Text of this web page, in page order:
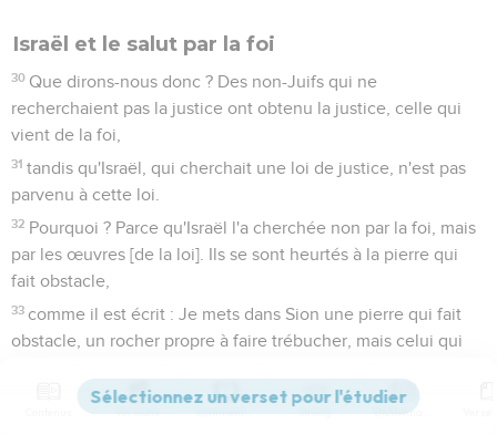
Israël et le salut par la foi
30 Que dirons-nous donc ? Des non-Juifs qui ne
recherchaient pas la justice ont obtenu la justice, celle qui
vient de la foi,
31 tandis qu'Israël, qui cherchait une loi de justice, n'est pas
parvenu à cette loi.
32 Pourquoi ? Parce qu'Israël l'a cherchée non par la foi, mais
par les œuvres [de la loi]. Ils se sont heurtés à la pierre qui
fait obstacle,
33 comme il est écrit : Je mets dans Sion une pierre qui fait
obstacle, un rocher propre à faire trébucher, mais celui qui
Romains 10
Versions Commentaires Strong